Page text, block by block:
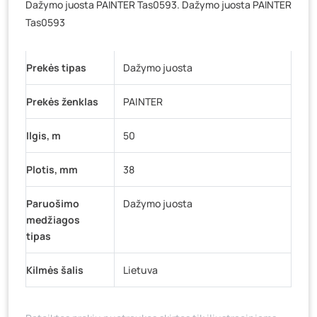
Baravykų g. 1, Druskininkai- 76 vienetai
Vilniaus g. 89D, Ukmergė
K. Donelaičio g. 17, Rokiškis
Šaltupės g. 64, Zarasai - 74 vienetai
Dažymo juosta PAINTER Tas0593. Dažymo juosta PAINTER
Tas0593
Prekės tipas Dažymo juosta
Prekės ženklas PAINTER
Ilgis, m 50
Plotis, mm 38
Paruošimo
medžiagos
tipas
Dažymo juosta
Kilmės šalis Lietuva